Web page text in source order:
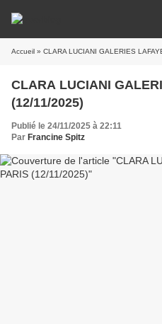
Accueil » CLARA LUCIANI GALERIES
CLARA LUCIANI
(12/11/2025)
Publié le 24/11/2025 à 22:11
Par Francine Spitz